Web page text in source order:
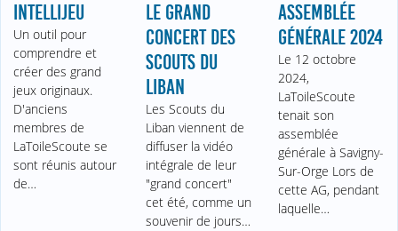
INTELLIJEU
Un outil pour
comprendre et
créer des grand
jeux originaux.
D'anciens
membres de
LaToileScoute se
sont réunis autour
de…
LE GRAND
CONCERT DES
SCOUTS DU
LIBAN
Les Scouts du
Liban viennent de
diffuser la vidéo
intégrale de leur
"grand concert"
cet été, comme un
souvenir de jours…
ASSEMBLÉE
GÉNÉRALE 2024
Le 12 octobre
2024,
LaToileScoute
tenait son
assemblée
générale à Savigny-
Sur-Orge Lors de
cette AG, pendant
laquelle…